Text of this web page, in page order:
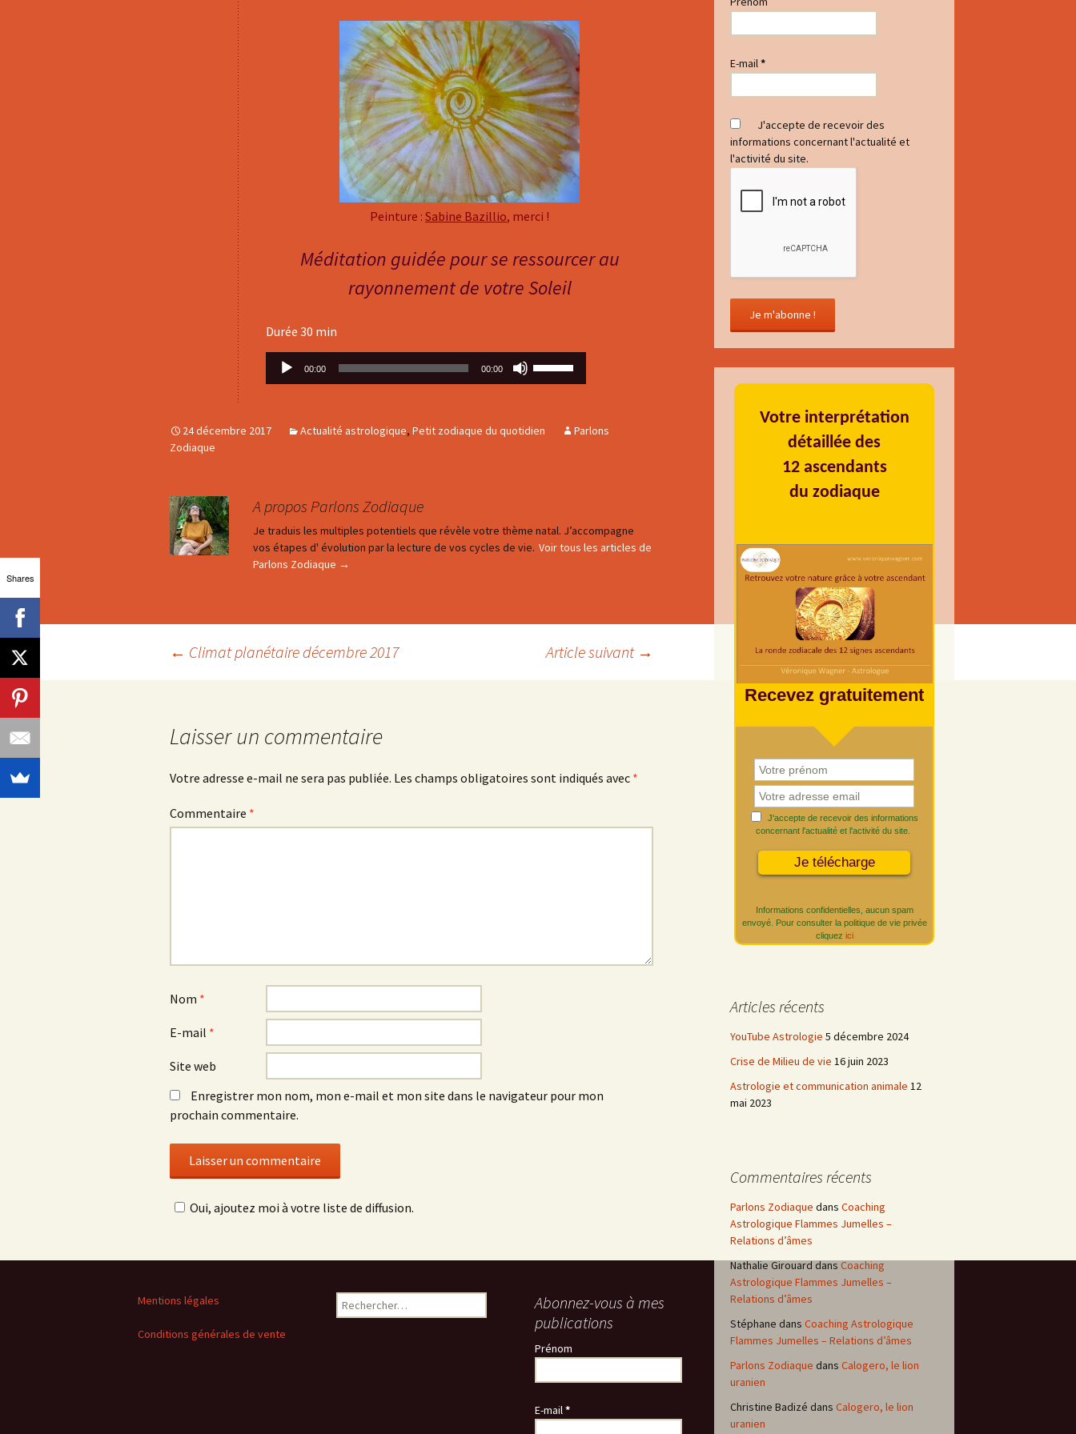
Peinture : Sabine Bazillio, merci !
Méditation guidée pour se ressourcer au
rayonnement de votre Soleil
Durée 30 min
Lecteur
audio
00:00 00:00
pour
volume.
24 décembre 2017 Actualité astrologique, Petit zodiaque du quotidien
Parlons
Zodiaque
A propos Parlons Zodiaque
Je traduis les multiples potentiels que révèle votre thème natal. J’accompagne
vos étapes d' évolution par la lecture de vos cycles de vie. Voir tous les articles de
Parlons Zodiaque →
Navigation
des
articles
← Climat planétaire décembre 2017 Article suivant →
Laisser un commentaire
Votre adresse e-mail ne sera pas publiée. Les champs obligatoires sont indiqués avec *
Commentaire *
Nom *
E-mail *
Site web
Enregistrer mon nom, mon e-mail et mon site dans le navigateur pour mon
prochain commentaire.
Oui, ajoutez moi à votre liste de diffusion.
E-mail*
J'accepte de recevoir des
informations concernant l'actualité et
l'activité du site.
Votre interprétation
détaillée des
12 ascendants
du zodiaque
Recevez gratuitement
J'accepte de recevoir des informations
concernant l'actualité et l'activité du site.
Informations confidentielles, aucun spam
envoyé. Pour consulter la politique de vie privée
cliquez ici
Articles récents
YouTube Astrologie 5 décembre 2024
Crise de Milieu de vie 16 juin 2023
Astrologie et communication animale 12
mai 2023
Commentaires récents
Parlons Zodiaque dans Coaching
Astrologique Flammes Jumelles –
Relations d’âmes
Nathalie GirouarddansCoaching
Astrologique Flammes Jumelles –
Relations d’âmes
Stéphane dans Coaching Astrologique
Flammes Jumelles – Relations d’âmes
Parlons Zodiaque dans Calogero, le lion
uranien
Christine Badizé dans Calogero, le lion
uranien
Mentions légales
Conditions générales de vente
Rechercher :
Abonnez-vous à mes
publications
Prénom
E-mail*
Shares